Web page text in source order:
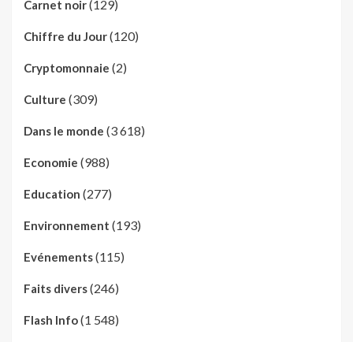
Carnet noir(129)
Chiffre du Jour(120)
Cryptomonnaie (2)
Culture (309)
Dans le monde (3 618)
Economie (988)
Education (277)
Environnement (193)
Evénements(115)
Faits divers(246)
Flash Info(1 548)